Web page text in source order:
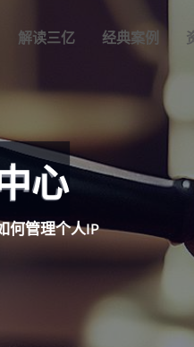
解读三亿 经典案例
心
何管理个人IP